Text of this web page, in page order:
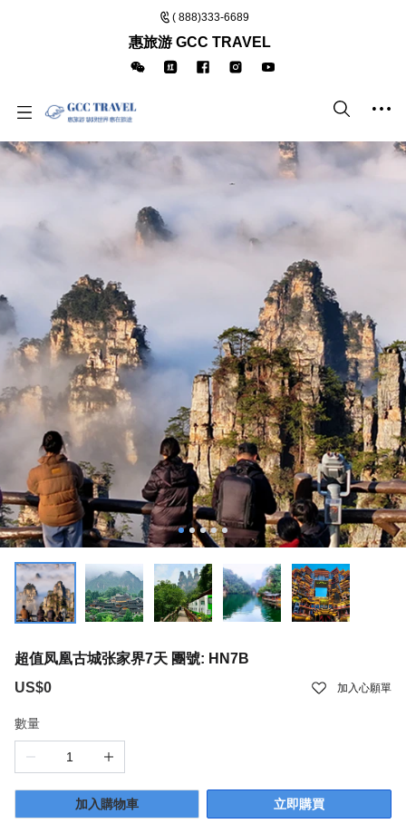
( 888)333-6689
惠旅游 GCC TRAVEL
超值凤凰古城张家界7天 團號: HN7B
US$0
加入心願單
數量
加入購物車 立即購買